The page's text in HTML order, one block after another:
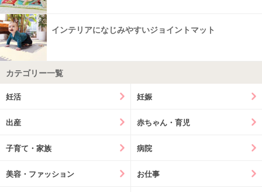
インテリアになじみやすいジョイントマット
カテゴリー一覧
妊活 妊娠
出産 赤ちゃん・育児
子育て・家族 病院
美容・ファッション お仕事